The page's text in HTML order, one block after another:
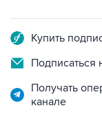
Купить
Подписаться
Получать
канале